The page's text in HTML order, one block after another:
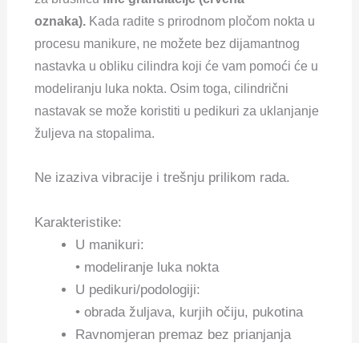
oznaka). Kada radite s prirodnom pločom nokta u
procesu manikure, ne možete bez dijamantnog
nastavka u obliku cilindra koji će vam pomoći će u
modeliranju luka nokta.Osim toga, cilindrični
nastavak se može koristiti u pedikuri za uklanjanje
žuljeva na stopalima.
Ne izaziva vibracije i trešnju prilikom rada.
Karakteristike:
U manikuri:
• modeliranje luka nokta
U pedikuri/podologiji:
• obrada žuljava, kurjih očiju, pukotina
Ravnomjeran premaz bez prianjanja